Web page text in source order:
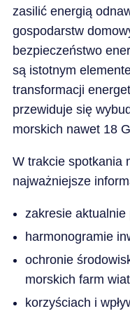
zasilić energią
gospodarstw
bezpieczeństwo
są istotnym
transformacji
przewiduje się
morskich nawet 18
W trakcie spotkania
najważniejsze
zakresie
harmonogramie
ochronie
morskich farm
korzyściach i